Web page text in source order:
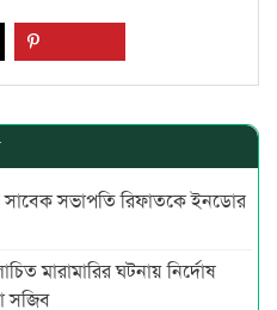
সাবেক সভাপতি রিফাতকে ইনডোর
মারামারির ঘটনায় নির্দোষ
সজিব